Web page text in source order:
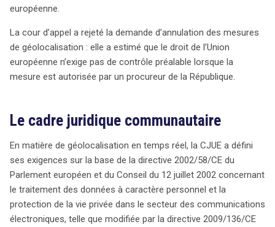
opérateurs de téléphonie, doit être soumise à un
une autorité judiciaire ou administrative indépendante,
garantissant ainsi le respect des droits fondamentaux.
En revanche, le code de procédure pénale français
permet au procureur de décider sans ce contrôle, ce qui
L’affaire a donc été renvoyée devant une nouvelle cour
d’appel pour déterminer si les actes d’enquête pourraient
être annulés. Ce cas soulève des questions essentielles
sur l’équilibre entre la protection des droits individuels et
les nécessités d’enquête dans la lutte contre la
criminalité.
européenne.
La cour d’appel a rejeté la demande d’annulation des mesures
de géolocalisation : elle a estimé que le droit de l’Union
européenne n’exige pas de contrôle préalable lorsque la
mesure est autorisée par un procureur de la République.
Le cadre juridique communautaire
En matière de géolocalisation en temps réel, la CJUE a défini
ses exigences sur la base de la directive 2002/58/CE du
Parlement européen et du Conseil du 12 juillet 2002 concernant
le traitement des données à caractère personnel et la
protection de la vie privée dans le secteur des communications
électroniques, telle que modifiée par la directive 2009/136/CE